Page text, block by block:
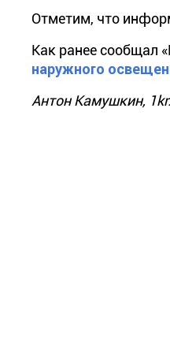
Отметим, что
Как ранее сообщал
наружного
Антон Камушкин,